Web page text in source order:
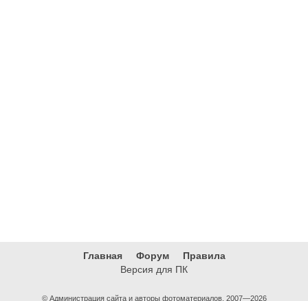
Главная Форум
Правила
Версия для ПК
© Администрация сайта и авторы фотоматериалов, 2007—2026